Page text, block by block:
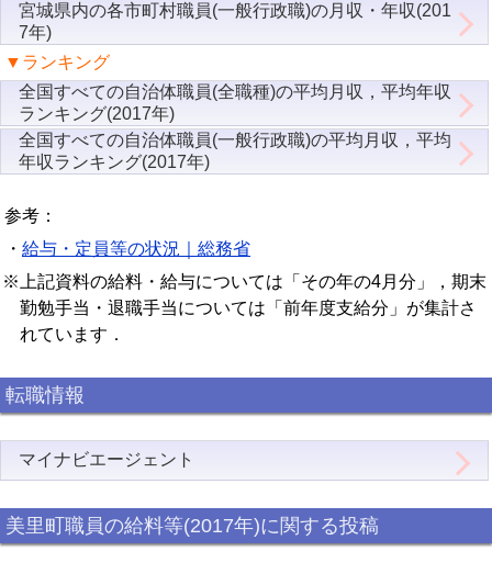
宮城県内の各市町村職員(一般行政職)の月収・年収(201
7年)
▼ランキング
全国すべての自治体職員(全職種)の平均月収，平均年収
ランキング(2017年)
全国すべての自治体職員(一般行政職)の平均月収，平均
年収ランキング(2017年)
参考：
・ 給与・定員等の状況｜総務省
※上記資料の給料・給与については「その年の4月分」，期末
勤勉手当・退職手当については「前年度支給分」が集計さ
れています．
転職情報
マイナビエージェント
美里町職員の給料等(2017年)に関する投稿